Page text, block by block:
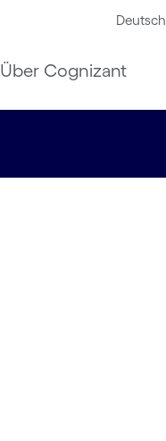
Deutsch
Über Cognizant